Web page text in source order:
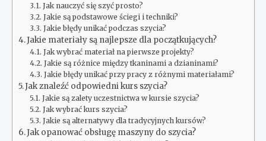
Jak nauczyć się szyć prosto?
Jakie są podstawowe ściegi i techniki?
Jakie błędy unikać podczas szycia?
Jakie materiały są najlepsze dla początkujących?
Jak wybrać materiał na pierwsze projekty?
Jakie są różnice między tkaninami a dzianinami?
Jakie błędy unikać przy pracy z różnymi materiałami?
Jak znaleźć odpowiedni kurs szycia?
Jakie są zalety uczestnictwa w kursie szycia?
Jak wybrać kurs szycia?
Jakie są alternatywy dla tradycyjnych kursów?
Jak opanować obsługę maszyny do szycia?